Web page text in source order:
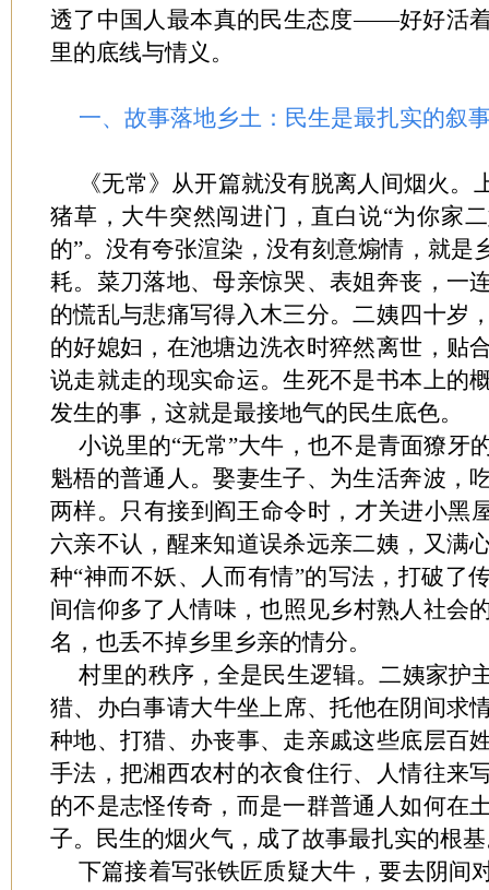
透了中国人最本真的民生态度——好好活
里的底线与情义。
一、故事落地乡土：民生是最扎实的叙
《无常》从开篇就没有脱离人间烟火。
猪草，大牛突然闯进门，直白说“为你家
的”。没有夸张渲染，没有刻意煽情，就是
耗。菜刀落地、母亲惊哭、表姐奔丧，一
的慌乱与悲痛写得入木三分。二姨四十岁
的好媳妇，在池塘边洗衣时猝然离世，贴
说走就走的现实命运。生死不是书本上的
发生的事，这就是最接地气的民生底色。
小说里的“无常”大牛，也不是青面獠牙
魁梧的普通人。娶妻生子、为生活奔波，
两样。只有接到阎王命令时，才关进小黑
六亲不认，醒来知道误杀远亲二姨，又满
种“神而不妖、人而有情”的写法，打破了
间信仰多了人情味，也照见乡村熟人社
名，也丢不掉乡里乡亲的情分。
村里的秩序，全是民生逻辑。二姨家护
猎、办白事请大牛坐上席、托他在阴间
种地、打猎、办丧事、走亲戚这些底层百
手法，把湘西农村的衣食住行、人情往来
的不是志怪传奇，而是一群普通人如何在
子。民生的烟火气，成了故事最扎实的根
下篇接着写张铁匠质疑大牛，要去阴间